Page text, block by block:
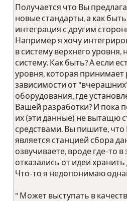
Получается что Вы
новые стандарты, а как
интеграция с другим
Например я хочу
в систему верхнего уровня,
систему. Как быть? А если
уровня, которая
зависимости от
оборудования, где
Вашей разработки? И пока
их (эти данные) не вытащю
средствами. Вы пишите, что
является станцией сбора
озвучиваете, вроде где-то в
отказались от идеи
Что-то я недопонимаю
" Может выступать в